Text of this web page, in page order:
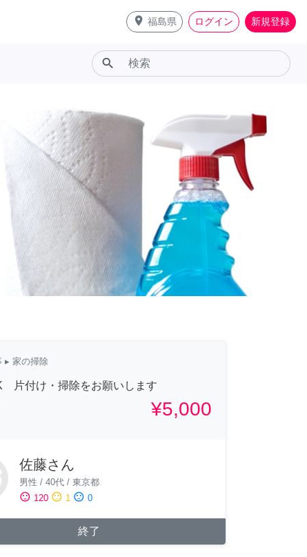
place 福島県 ログイン 新規登録
search
▸ 家の掃除
片付け・掃除をお願いします
¥5,000
佐藤さん
男性 / 40代/ 東京都
sentiment_satisfied 120 sentiment_neutral 1 sentiment_dissatisfied 0
終了